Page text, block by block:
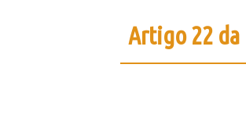
Artigo 22 da